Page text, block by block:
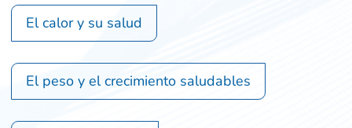
El calor y su salud
El peso y el crecimiento saludables